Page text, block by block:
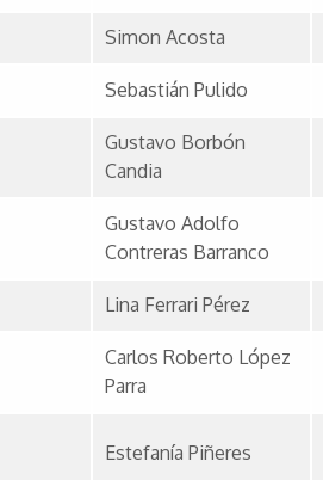
Simon Acosta
Sebastián Pulido
Gustavo Borbón
Candia
Gustavo Adolfo
Contreras Barranco
Lina Ferrari Pérez
Carlos Roberto López
Parra
Estefanía Piñeres